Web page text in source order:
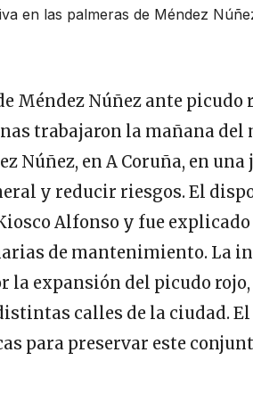
trabajaron la mañana del
Núñez, en A Coruña, en una
y reducir riesgos. El
Alfonso y fue
de mantenimiento. La
la expansión del picudo
calles de la ciudad.
para preservar este